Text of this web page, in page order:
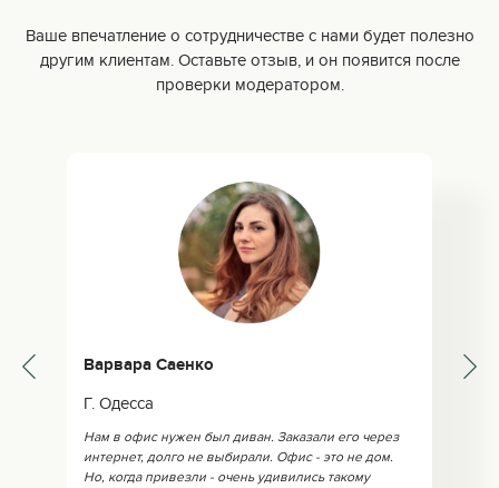
Ваше впечатление о сотрудничестве с нами будет полезно
другим клиентам. Оставьте отзыв, и он появится после
проверки модератором.
Варвара Саенко
Г. Одесса
Нам в офис нужен был диван. Заказали его через
интернет, долго не выбирали. Офис - это не дом.
Но, когда привезли - очень удивились такому